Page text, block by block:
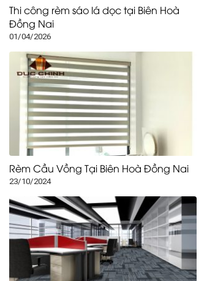
Thi công rèm sáo lá dọc tại Biên Hoà
Đồng Nai
01/04/2026
Rèm Cầu Vồng Tại Biên Hoà Đồng Nai
23/10/2024